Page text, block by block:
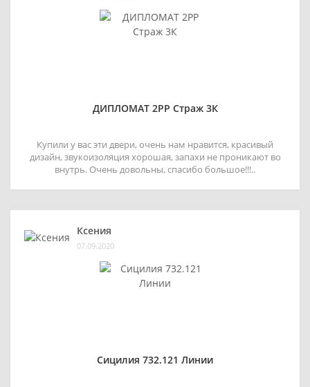
ДИПЛОМАТ 2РР Страж 3К
Купили у вас эти двери, очень нам нравится, красивый
дизайн, звукоизоляция хорошая, запахи не проникают во
внутрь. Очень довольны, спасибо большое!!!..
Ксения
07.09.2020
Сицилия 732.121 Линии